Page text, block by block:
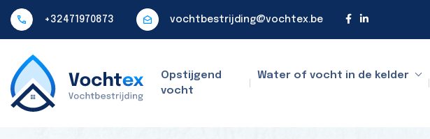
+32471970873 vochtbestrijding@vochtex.be
Opstijgend
vocht
Water of vocht in de kelder